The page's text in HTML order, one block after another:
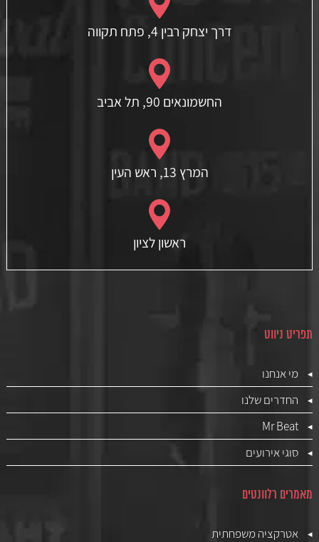
דרך יצחק רבין 4, פתח תקווה
החשמונאים 90, תל אביב
המרץ 13, ראש העין
ראשון לציון
תפריט ניווט
מי אנחנו
החדרים שלנו
Mr Beat
סוגי אירועים
מאמרים רלוונטים
אטרקציה משפחתית